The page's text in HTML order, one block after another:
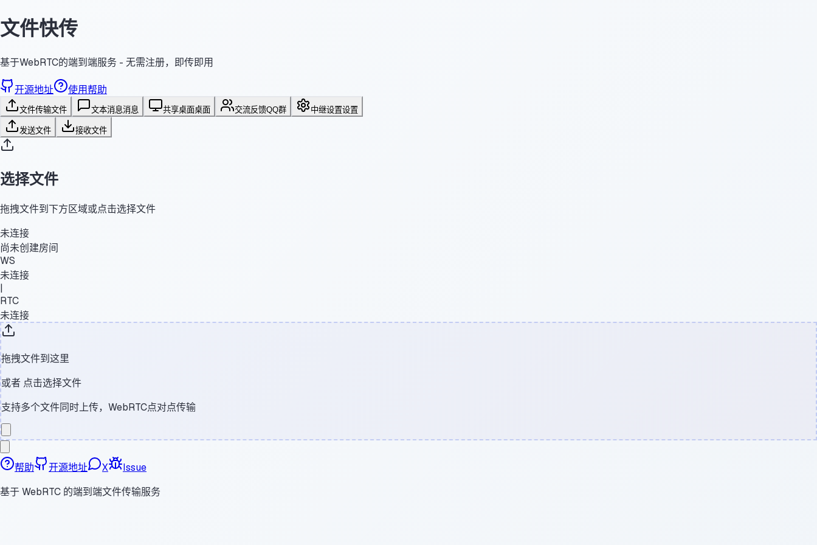
文件快传
基于WebRTC的端到端服务 - 无需注册，即传即用
开源地址 使用帮助
文件传输文件 文本消息消息 共享桌面桌面 交流反馈QQ群 中继设置设置
发送文件 接收文件
选择文件
拖拽文件到下方区域或点击选择文件
未连接
尚未创建房间
WS
未连接
|
RTC
未连接
拖拽文件到这里
或者 点击选择文件
支持多个文件同时上传，WebRTC点对点传输
帮助 开源地址 X
Issue
基于 WebRTC 的端到端文件传输服务